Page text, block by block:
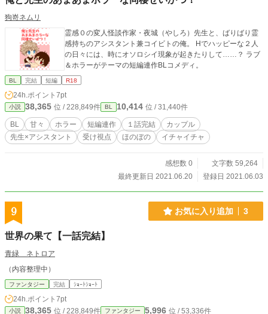
狗嵜ネムリ
霊感０の変人怪談作家・夜城（やしろ）先生と、ばりばり霊
感持ちのアシスタント兼コイビトの俺。 Hでハッピーな２人
の日々には、時にオソロシイ現象が起きたりして……？ ラブ
＆ホラーがテーマの短編連作BLコメディ。
BL 完結 短編 R18
24h.ポイント 7pt
小説 38,365 位 / 228,849件 BL 10,414 位 / 31,440件
BL 甘々 ホラー 短編連作 １話完結
カップル
先生×アシスタント
受け視点 ほのぼの イチャイチャ
感想数 0
文字数 59,264
最終更新日 2021.06.20
登録日 2021.06.03
9 お気に入り追加 3
世界の果て【一話完結】
青緑 ネトロア
（内容整理中）
ファンタジー 完結 ｼｮｰﾄｼｮｰﾄ
24h.ポイント 7pt
小説 38,365 位 / 228,849件 ファンタジー 5,996 位 / 53,336件